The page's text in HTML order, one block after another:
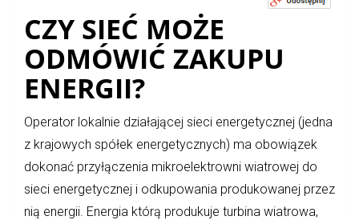
CZY SIEĆ MOŻE
ODMÓWIĆ ZAKUPU
ENERGII?
Operator lokalnie działającej sieci energetycznej (jedna
z krajowych spółek energetycznych) ma obowiązek
dokonać przyłączenia mikroelektrowni wiatrowej do
sieci energetycznej i odkupowania produkowanej przez
nią energii. Energia którą produkuje turbina wiatrowa,